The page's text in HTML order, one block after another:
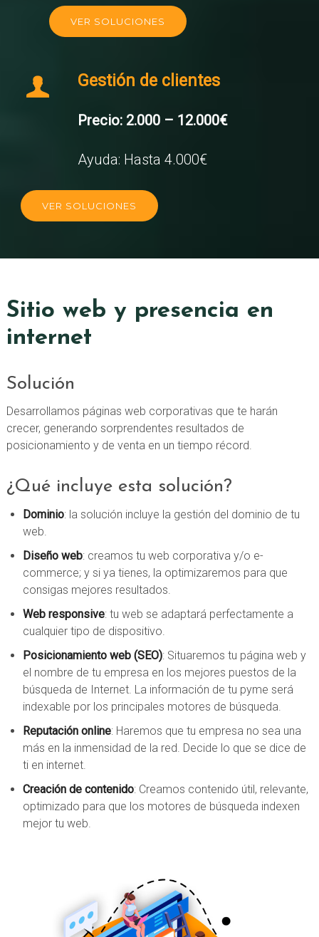
VER SOLUCIONES
Gestión de clientes
Precio: 2.000 – 12.000€
Ayuda: Hasta 4.000€
VER SOLUCIONES
Sitio web y presencia en
internet
Solución
Desarrollamos páginas web corporativas que te harán
crecer, generando sorprendentes resultados de
posicionamiento y de venta en un tiempo récord.
¿Qué incluye esta solución?
Dominio: la solución incluye la gestión del dominio de tu
web.
Diseño web: creamos tu web corporativa y/o e-
commerce; y si ya tienes, la optimizaremos para que
consigas mejores resultados.
Web responsive: tu web se adaptará perfectamente a
cualquier tipo de dispositivo.
Posicionamiento web (SEO): Situaremos tu página web y
el nombre de tu empresa en los mejores puestos de la
búsqueda de Internet. La información de tu pyme será
indexable por los principales motores de búsqueda.
Reputación online: Haremos que tu empresa no sea una
más en la inmensidad de la red. Decide lo que se dice de
ti en internet.
Creación de contenido: Creamos contenido útil, relevante,
optimizado para que los motores de búsqueda indexen
mejor tu web.